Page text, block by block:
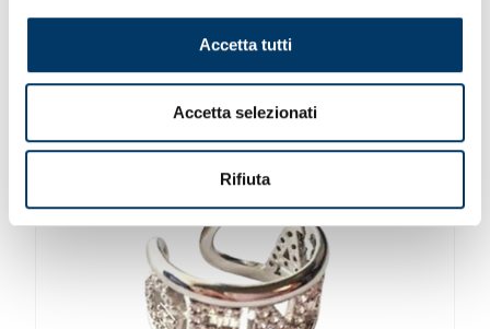
Accetta tutti
Accetta selezionati
Rifiuta